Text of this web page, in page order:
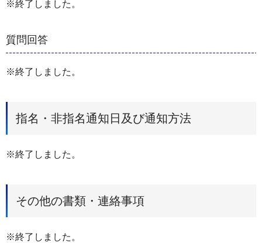
※終了しました。
質問回答
※終了しました。
指名・非指名通知日及び通知方法
※終了しました。
その他の書類・連絡事項
※終了しました。